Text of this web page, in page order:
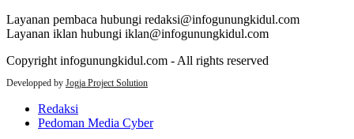
Layanan pembaca hubungi redaksi@infogunungkidul.com
Layanan iklan hubungi iklan@infogunungkidul.com
Copyright infogunungkidul.com - All rights reserved
Developped by Jogja Project Solution
Redaksi
Pedoman Media Cyber